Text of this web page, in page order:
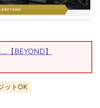
【BEYOND】
ットOK